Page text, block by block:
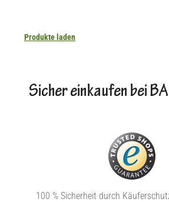
Produkte laden
Sicher einkaufen bei
100 % Sicherheit durch